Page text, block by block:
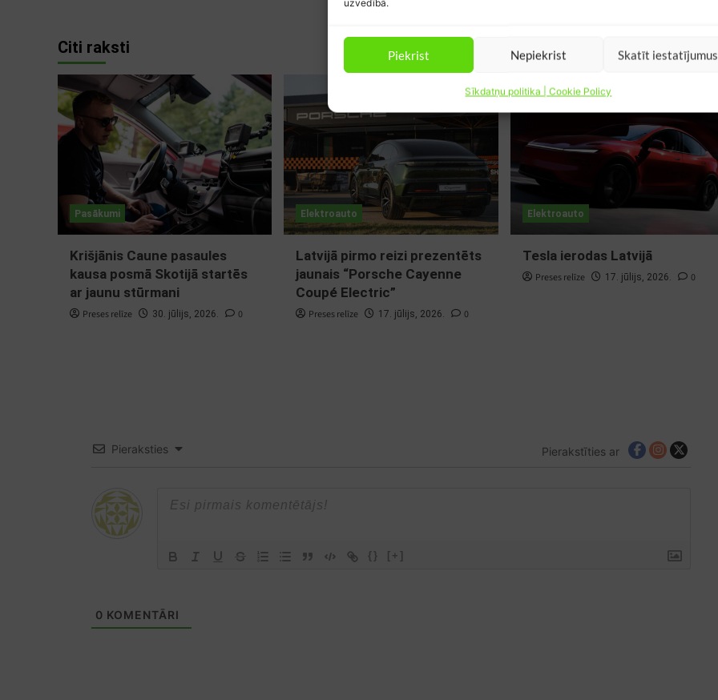
uzvedībā.
Piekrist Nepiekrist Skatīt iestatījumus
Sīkdatņu politika | Cookie Policy
Citi raksti
Pasākumi
Krišjānis Caune pasaules
kausa posmā Skotijā startēs
ar jaunu stūrmani
Preses relīze 30. jūlijs, 2026. 0
Elektroauto
Latvijā pirmo reizi prezentēts
jaunais “Porsche Cayenne
Coupé Electric”
Preses relīze 17. jūlijs, 2026. 0
Elektroauto
Tesla ierodas Latvijā
Preses relīze 17. jūlijs, 2026. 0
Pieraksties Pierakstīties ar
{} [+]
0 KOMENTĀRI